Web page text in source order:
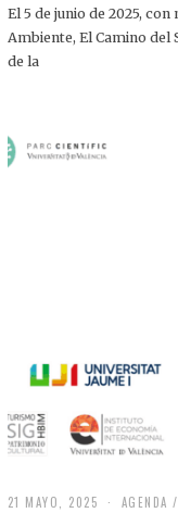
,
0
El 5 de junio de 2025,
Ambiente, El Camino del
de la
21 MAYO, 2025 AGENDA /